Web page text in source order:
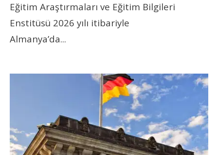
Eğitim Araştırmaları ve Eğitim Bilgileri
Enstitüsü 2026 yılı itibariyle
Almanya’da...